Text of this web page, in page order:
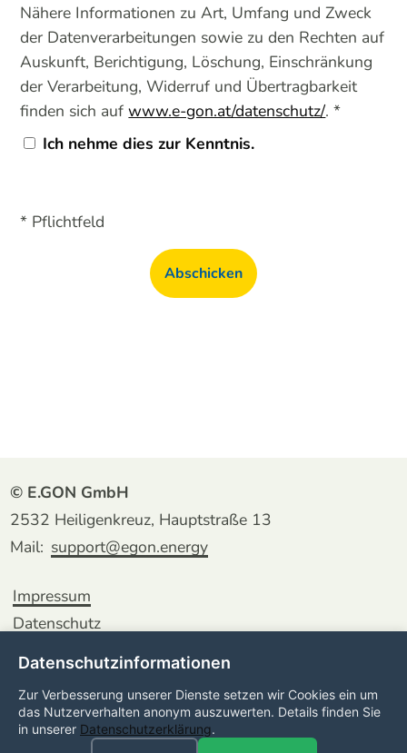
Nähere Informationen zu Art, Umfang und Zweck
der Datenverarbeitungen sowie zu den Rechten auf
Auskunft, Berichtigung, Löschung, Einschränkung
der Verarbeitung, Widerruf und Übertragbarkeit
finden sich aufwww.e-gon.at/datenschutz/. *
Ich nehme dies zur Kenntnis.
* Pflichtfeld
Abschicken
© E.GON GmbH
2532 Heiligenkreuz, Hauptstraße 13
Mail: support@egon.energy
Impressum
Datenschutz
Datenschutzinformationen
Zur Verbesserung unserer Dienste setzen wir Cookies ein um
das Nutzerverhalten anonym auszuwerten. Details finden Sie
in unserer Datenschutzerklärung.